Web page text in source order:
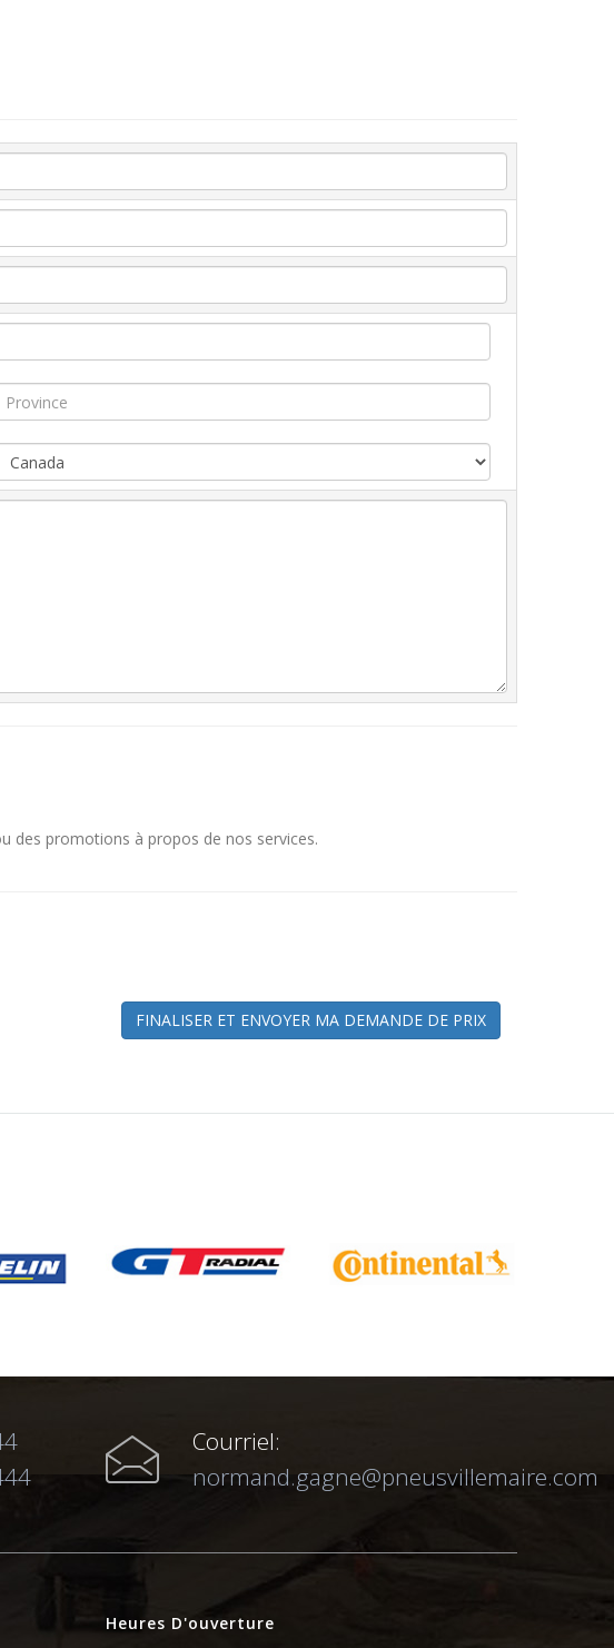
des promotions à propos de nos services.
FINALISER ET ENVOYER MA DEMANDE DE PRIX
Courriel:
normand.gagne@pneusvillemaire.com
Heures D'ouverture